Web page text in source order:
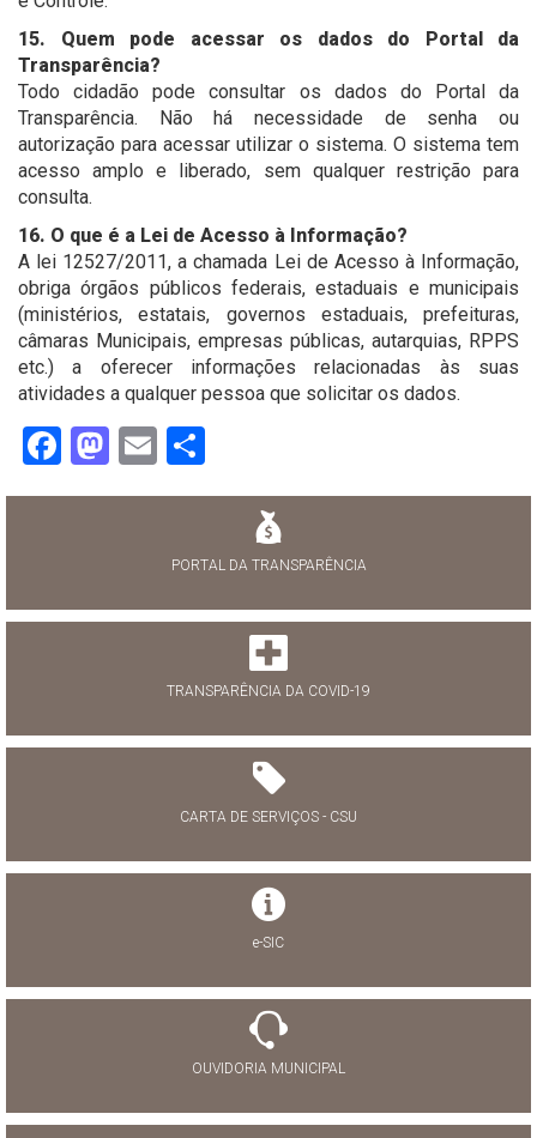
15. Quem pode acessar os dados do Portal da
Transparência?
Todo cidadão pode consultar os dados do Portal da
Transparência. Não há necessidade de senha ou
autorização para acessar utilizar o sistema. O sistema tem
acesso amplo e liberado, sem qualquer restrição para
consulta.
16. O que é a Lei de Acesso à Informação?
A lei 12527/2011, a chamada Lei de Acesso à Informação,
obriga órgãos públicos federais, estaduais e municipais
(ministérios, estatais, governos estaduais, prefeituras,
câmaras Municipais, empresas públicas, autarquias, RPPS
etc.) a oferecer informações relacionadas às suas
atividades a qualquer pessoa que solicitar os dados.
Facebook
Mastodon
Email
PORTAL DA TRANSPARÊNCIA
TRANSPARÊNCIA DA COVID-19
CARTA DE SERVIÇOS - CSU
e-SIC
OUVIDORIA MUNICIPAL